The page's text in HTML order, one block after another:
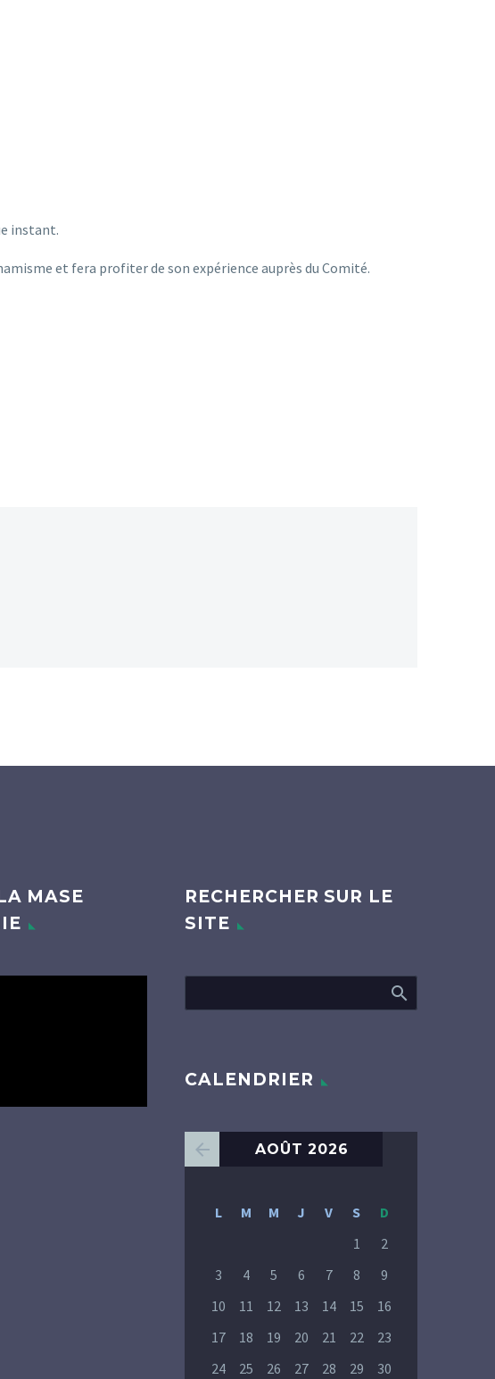
instant.
et fera profiter de son expérience auprès du Comité.
MASE
RECHERCHER SUR LE
SITE
CALENDRIER
AOÛT 2026
L M M J V S
D
1
2
3
4 5 6 7 8
9
10
11 12 13 14 15
16
17
18 19 20 21 22
23
24
25 26 27 28 29 30